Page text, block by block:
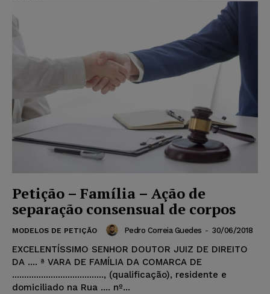
Petição – Família – Ação de
separação consensual de corpos
MODELOS DE PETIÇÃO Pedro Correia Guedes - 30/06/2018
EXCELENTÍSSIMO SENHOR DOUTOR JUIZ DE DIREITO
DA .... ª VARA DE FAMÍLIA DA COMARCA DE
......................................, (qualificação), residente e
domiciliado na Rua .... nº...